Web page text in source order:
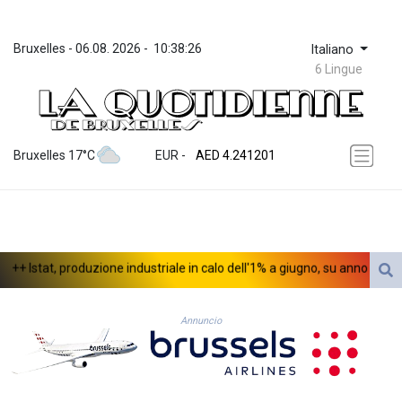
Bruxelles - 06.08. 2026 - 10:38:26 Italiano
6 Lingue
Bruxelles 17°C EUR -
ZWL 371.86277
AED 4.241201
AFN 76.219915
ARS 1727.958172
AUD 1.63908
AZN 1.959559
BAM 1.954403
BBD 2.32254
BDT 142.738005
Istat, produzione industriale in calo dell'1% a giugno, su anno -0,6%
Annuncio